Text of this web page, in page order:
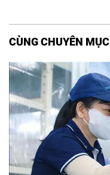
CÙNG CHUYÊN MỤC